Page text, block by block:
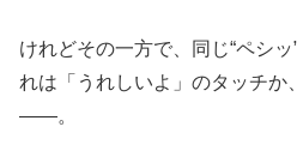
けれどその一方で、同じ“ペシ
れは「うれしいよ」のタッチか
――。